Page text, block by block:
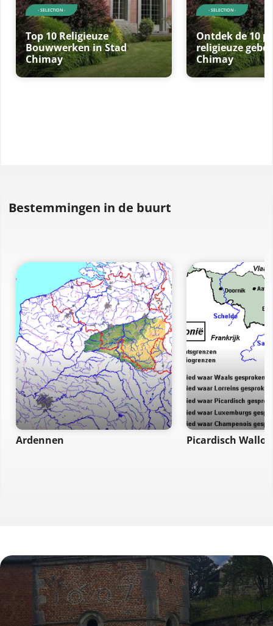
- SELECTION -
Top 10 Religieuze
Bouwwerken in Stad
Chimay
- SELECTION -
Ontdek de 10
religieuze
Chimay
Bestemmingen in de buurt
Ardennen Picardisch